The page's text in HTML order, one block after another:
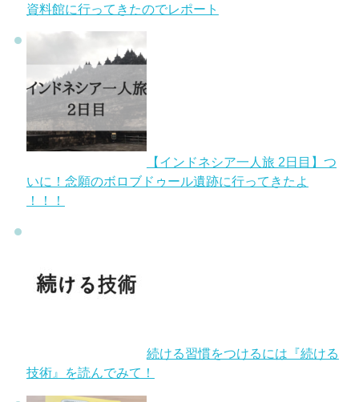
資料館に行ってきたのでレポート
【インドネシア一人旅 2日目】つ
いに！念願のボロブドゥール遺跡に行ってきたよ
！！！
続ける習慣をつけるには『続ける
技術』を読んでみて！